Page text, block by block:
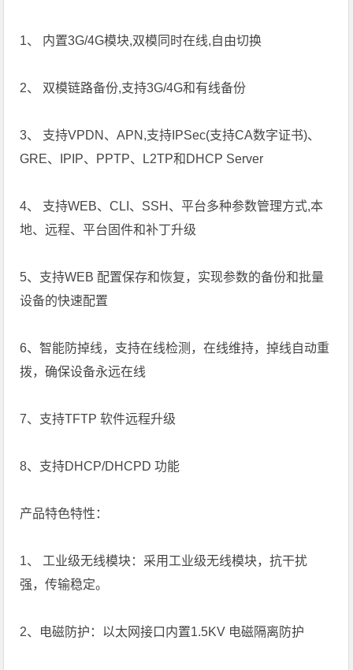
1、 内置3G/4G模块,双模同时在线,自由切换
2、 双模链路备份,支持3G/4G和有线备份
3、 支持VPDN、APN,支持IPSec(支持CA数字证书)、
GRE、IPIP、PPTP、L2TP和DHCP Server
4、 支持WEB、CLI、SSH、平台多种参数管理方式,本
地、远程、平台固件和补丁升级
5、支持WEB 配置保存和恢复，实现参数的备份和批量
设备的快速配置
6、智能防掉线，支持在线检测，在线维持，掉线自动重
拨，确保设备永远在线
7、支持TFTP 软件远程升级
8、支持DHCP/DHCPD 功能
产品特色特性：
1、 工业级无线模块：采用工业级无线模块，抗干扰
强，传输稳定。
2、电磁防护：以太网接口内置1.5KV 电磁隔离防护